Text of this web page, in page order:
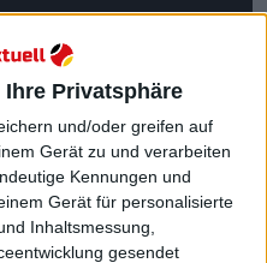
Privatsphäre
und/oder greifen auf
Gerät zu und verarbeiten
Kennungen und
Gerät für personalisierte
Inhaltsmessung,
gesendet